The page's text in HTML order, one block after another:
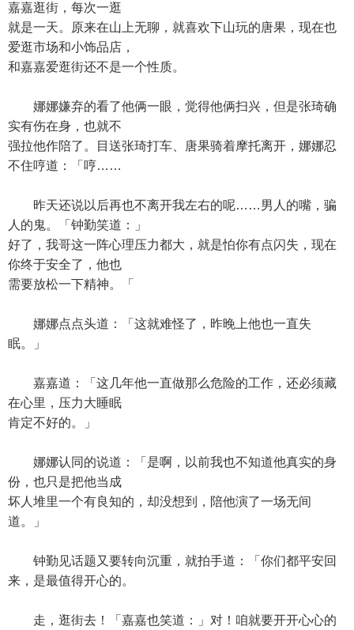
嘉嘉逛街，每次一逛
就是一天。原来在山上无聊，就喜欢下山玩的唐果，现在也
爱逛市场和小饰品店，
和嘉嘉爱逛街还不是一个性质。
娜娜嫌弃的看了他俩一眼，觉得他俩扫兴，但是张琦确
实有伤在身，也就不
强拉他作陪了。目送张琦打车、唐果骑着摩托离开，娜娜忍
不住哼道：「哼……
昨天还说以后再也不离开我左右的呢……男人的嘴，骗
人的鬼。「钟勤笑道：」
好了，我哥这一阵心理压力都大，就是怕你有点闪失，现在
你终于安全了，他也
需要放松一下精神。「
娜娜点点头道：「这就难怪了，昨晚上他也一直失
眠。」
嘉嘉道：「这几年他一直做那么危险的工作，还必须藏
在心里，压力大睡眠
肯定不好的。」
娜娜认同的说道：「是啊，以前我也不知道他真实的身
份，也只是把他当成
坏人堆里一个有良知的，却没想到，陪他演了一场无间
道。」
钟勤见话题又要转向沉重，就拍手道：「你们都平安回
来，是最值得开心的。
走，逛街去！「嘉嘉也笑道：」对！咱就要开开心心的